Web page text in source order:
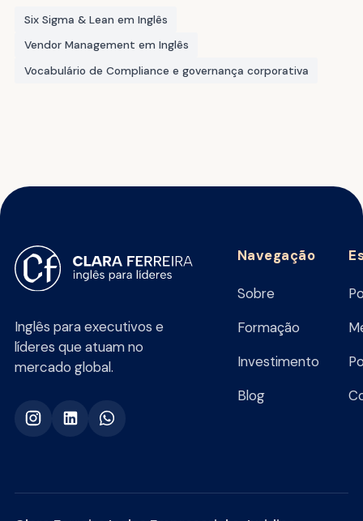
Six Sigma & Lean em Inglês
Vendor Management em Inglês
Vocabulário de Compliance e governança corporativa
Inglês para executivos e
líderes que atuam no
mercado global.
Navegação
Sobre
Formação
Investimento
Blog